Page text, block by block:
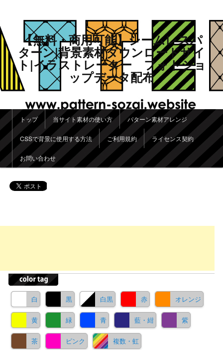
【無料・商用可能】シームレスパ
ターン|背景素材ダウンロードサイ
ト|イラストレーター フォトショ
ップデータ配布
メインメニュー
メインコンテンツへ移動
サブコンテンツへ移動
トップ 当サイト素材の使い方 パターン素材アレンジ
CSSで背景に使用する方法 ご利用規約 ライセンス契約
お問い合わせ
白 黒 白黒 赤 オレンジ
黄 緑 青 藍・紺 紫
茶 ピンク 複数・虹